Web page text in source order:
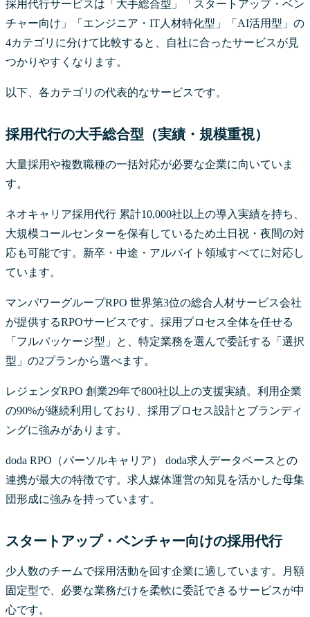
採用代行サービスは「大手総合型」「スタートアップ・ベン
チャー向け」「エンジニア・IT人材特化型」「AI活用型」の
4カテゴリに分けて比較すると、自社に合ったサービスが見
つかりやすくなります。
以下、各カテゴリの代表的なサービスです。
採用代行の大手総合型（実績・規模重視）
大量採用や複数職種の一括対応が必要な企業に向いていま
す。
ネオキャリア採用代行 累計10,000社以上の導入実績を持ち、
大規模コールセンターを保有しているため土日祝・夜間の対
応も可能です。新卒・中途・アルバイト領域すべてに対応し
ています。
マンパワーグループRPO 世界第3位の総合人材サービス会社
が提供するRPOサービスです。採用プロセス全体を任せる
「フルパッケージ型」と、特定業務を選んで委託する「選択
型」の2プランから選べます。
レジェンダRPO 創業29年で800社以上の支援実績。利用企業
の90%が継続利用しており、採用プロセス設計とブランディ
ングに強みがあります。
doda RPO（パーソルキャリア） doda求人データベースとの
連携が最大の特徴です。求人媒体運営の知見を活かした母集
団形成に強みを持っています。
スタートアップ・ベンチャー向けの採用代行
少人数のチームで採用活動を回す企業に適しています。月額
固定型で、必要な業務だけを柔軟に委託できるサービスが中
心です。